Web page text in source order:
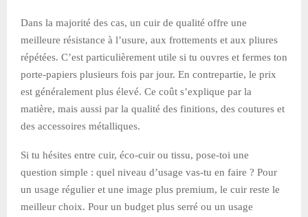
Dans la majorité des cas, un cuir de qualité offre une
meilleure résistance à l’usure, aux frottements et aux pliures
répétées. C’est particulièrement utile si tu ouvres et fermes ton
porte-papiers plusieurs fois par jour. En contrepartie, le prix
est généralement plus élevé. Ce coût s’explique par la
matière, mais aussi par la qualité des finitions, des coutures et
des accessoires métalliques.
Si tu hésites entre cuir, éco-cuir ou tissu, pose-toi une
question simple : quel niveau d’usage vas-tu en faire ? Pour
un usage régulier et une image plus premium, le cuir reste le
meilleur choix. Pour un budget plus serré ou un usage